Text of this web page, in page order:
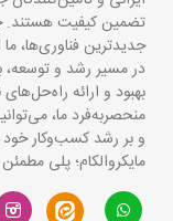
تضمین کیفیت هستند.
جدیدترین فناوری‌ها،
در مسیر رشد و توسعه،
بهبود و ارائه
منحصربه‌فرد ما،
و بر رشد کسب‌وکار خود
مایکروالکام؛ پلی